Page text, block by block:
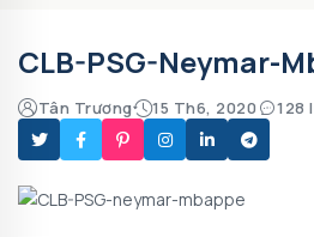
CLB-PSG-Neymar-
Tân Trương 15 Th6, 2020 128